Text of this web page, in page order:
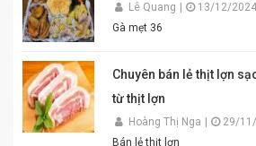
tuyển chọn theo quy trình
tím đặc trưng, hương thơm
Đóng gói tiện lợi, đảm bảo
Hương vị thơm ngon chuẩn
mịn, màu sắc đẹp mắt. Dễ pha chế, dễ sử dụng. Phù
hợp cho gia đình, quán ăn và nhà
Lê Quang 13/12/2024
Gà mẹt 36
Chuyên bán lẻ thịt lợn
từ thịt lợn
Hoàng Thị Nga 29/
Bán lẻ thịt lợn